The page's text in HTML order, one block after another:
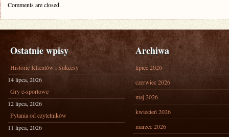
Comments are closed.
Ostatnie wpisy
Historie Klientów i Sukcesy
14 lipca, 2026
Gry e-sportowe
12 lipca, 2026
Pytania od czytelników
11 lipca, 2026
Archiwa
lipiec 2026
czerwiec 2026
maj 2026
kwiecień 2026
marzec 2026